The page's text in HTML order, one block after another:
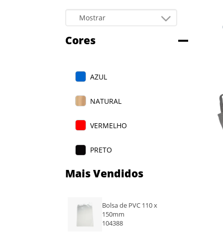
Cores
AZUL
NATURAL
VERMELHO
PRETO
CINZA
BRANCO
Mais Vendidos
Bolsa de PVC 110 x
150mm
104388